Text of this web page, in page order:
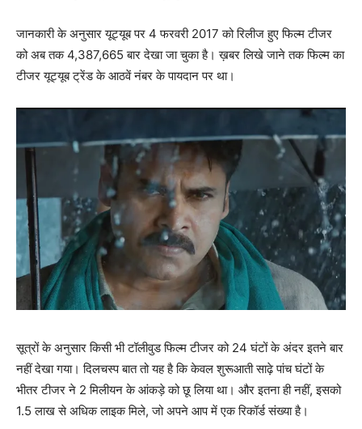
जानकारी के अनुसार यूट्यूब पर 4 फरवरी 2017 को रिलीज हुए फिल्‍म टीजर
को अब तक 4,387,665 बार देखा जा चुका है। ख़बर लिखे जाने तक फिल्‍म का
टीजर यूट्यूब ट्रेंड के आठवें नंबर के पायदान पर था।
सूत्रों के अनुसार किसी भी टॉलीवुड फिल्‍म टीजर को 24 घंटों के अंदर इतने बार
नहीं देखा गया। दिलचस्‍प बात तो यह है कि केवल शुरूआती साढ़े पांच घंटों के
भीतर टीजर ने 2 मिलीयन के आंकड़े को छू लिया था। और इतना ही नहीं, इसको
1.5 लाख से अधिक लाइक मिले, जो अपने आप में एक रिकॉर्ड संख्‍या है।